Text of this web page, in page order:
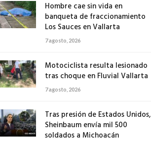
Hombre cae sin vida en
banqueta de fraccionamiento
Los Sauces en Vallarta
7 agosto, 2026
Motociclista resulta lesionado
tras choque en Fluvial Vallarta
7 agosto, 2026
Tras presión de Estados Unidos,
Sheinbaum envía mil 500
soldados a Michoacán